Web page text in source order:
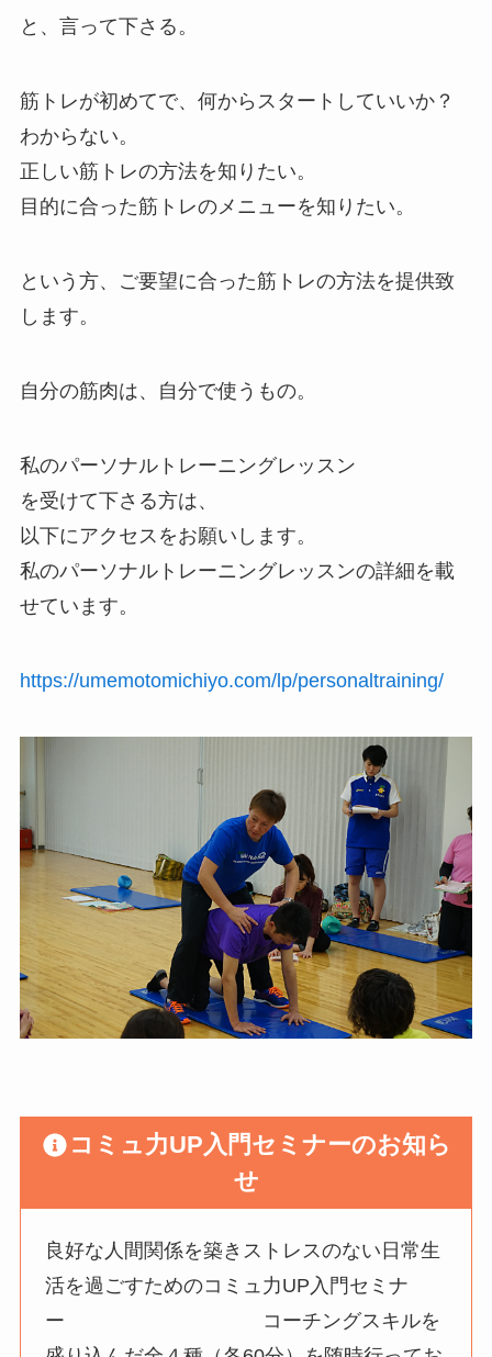
と、言って下さる。
筋トレが初めてで、何からスタートしていいか？
わからない。
正しい筋トレの方法を知りたい。
目的に合った筋トレのメニューを知りたい。
という方、ご要望に合った筋トレの方法を提供致
します。
自分の筋肉は、自分で使うもの。
私のパーソナルトレーニングレッスン
を受けて下さる方は、
以下にアクセスをお願いします。
私のパーソナルトレーニングレッスンの詳細を載
せています。
https://umemotomichiyo.com/lp/personaltraining/
コミュ力UP入門セミナーのお知ら
せ
良好な人間関係を築きストレスのない日常生
活を過ごすためのコミュ力UP入門セミナ
ー コーチングスキルを